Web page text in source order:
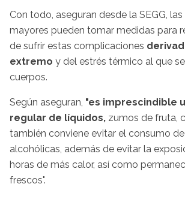
Con todo, aseguran desde la SEGG,
mayores pueden tomar medidas para
de sufrir estas complicaciones
extremo y del estrés térmico al que
cuerpos.
Según aseguran, "es imprescindible
regular de líquidos, zumos de fruta,
también conviene evitar el consumo
alcohólicas, además de evitar la
horas de más calor, así como
frescos".